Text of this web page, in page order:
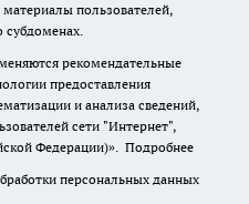
пользователей,
субдоменах.
рекомендательные
предоставления
и анализа сведений,
сети "Интернет",
Федерации)». Подробнее
персональных данных